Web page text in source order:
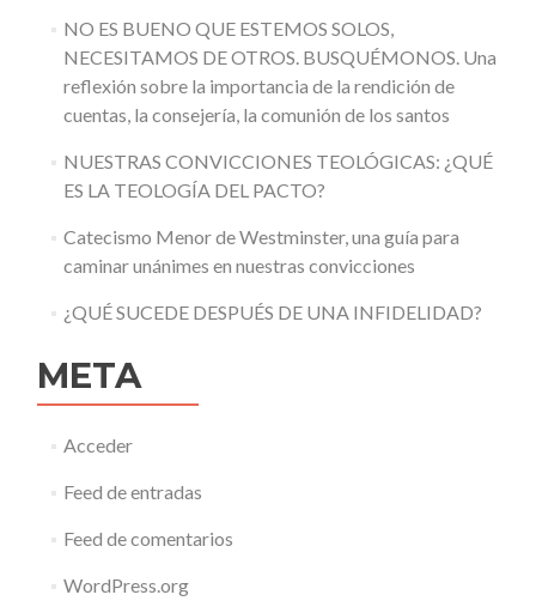
NO ES BUENO QUE ESTEMOS SOLOS,
NECESITAMOS DE OTROS. BUSQUÉMONOS. Una
reflexión sobre la importancia de la rendición de
cuentas, la consejería, la comunión de los santos
NUESTRAS CONVICCIONES TEOLÓGICAS: ¿QUÉ
ES LA TEOLOGÍA DEL PACTO?
Catecismo Menor de Westminster, una guía para
caminar unánimes en nuestras convicciones
¿QUÉ SUCEDE DESPUÉS DE UNA INFIDELIDAD?
META
Acceder
Feed de entradas
Feed de comentarios
WordPress.org